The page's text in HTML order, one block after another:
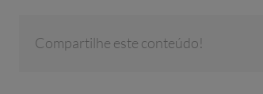
Compartilhe este conteúdo!